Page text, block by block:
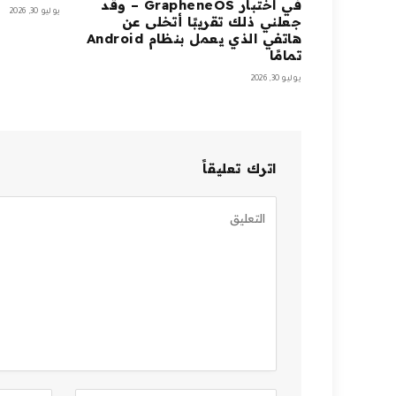
في اختبار GrapheneOS – وقد
جعلني ذلك تقريبًا أتخلى عن
هاتفي الذي يعمل بنظام Android
تمامًا
يوليو 30, 2026
يوليو 30, 2026
اترك تعليقاً